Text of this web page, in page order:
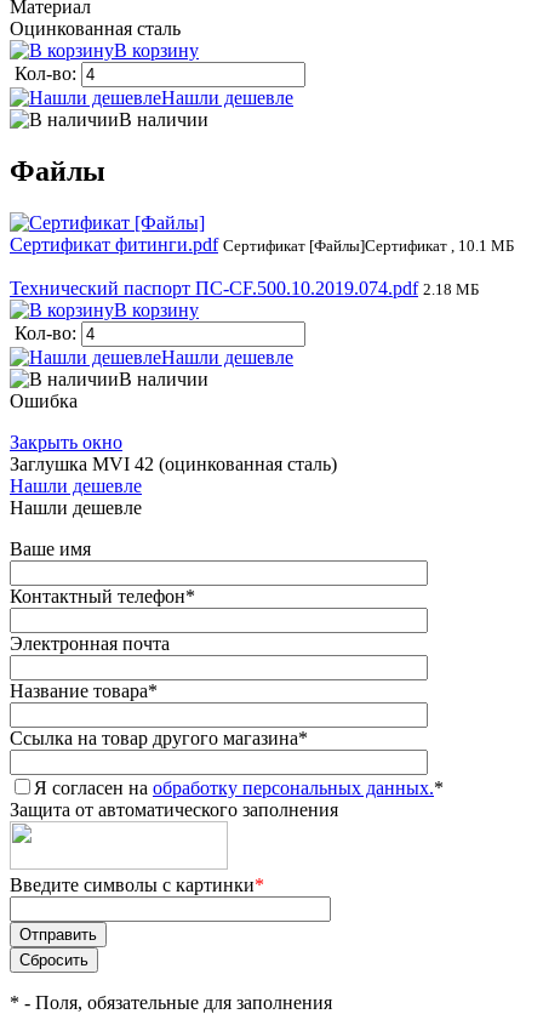
Материал
Оцинкованная сталь
В корзину
Кол-во:
Нашли дешевле
В наличии
Файлы
Сертификат фитинги.pdf Сертификат [Файлы]Сертификат , 10.1 МБ
Технический паспорт ПС-CF.500.10.2019.074.pdf 2.18 МБ
В корзину
Кол-во:
Нашли дешевле
В наличии
Ошибка
Закрыть окно
Заглушка MVI 42 (оцинкованная сталь)
Нашли дешевле
Нашли дешевле
Ваше имя
Контактный телефон*
Электронная почта
Название товара*
Ссылка на товар другого магазина*
Я согласен на обработку персональных данных.*
Защита от автоматического заполнения
Введите символы с картинки*
* - Поля, обязательные для заполнения